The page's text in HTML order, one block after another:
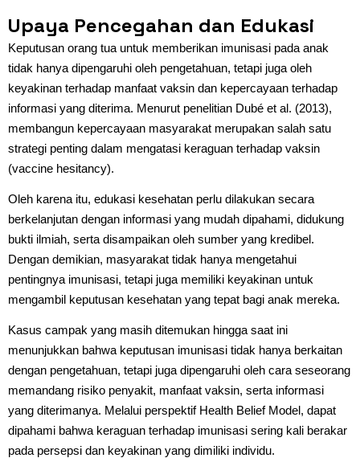
Upaya Pencegahan dan Edukasi
Keputusan orang tua untuk memberikan imunisasi pada anak
tidak hanya dipengaruhi oleh pengetahuan, tetapi juga oleh
keyakinan terhadap manfaat vaksin dan kepercayaan terhadap
informasi yang diterima. Menurut penelitian Dubé et al. (2013),
membangun kepercayaan masyarakat merupakan salah satu
strategi penting dalam mengatasi keraguan terhadap vaksin
(vaccine hesitancy).
Oleh karena itu, edukasi kesehatan perlu dilakukan secara
berkelanjutan dengan informasi yang mudah dipahami, didukung
bukti ilmiah, serta disampaikan oleh sumber yang kredibel.
Dengan demikian, masyarakat tidak hanya mengetahui
pentingnya imunisasi, tetapi juga memiliki keyakinan untuk
mengambil keputusan kesehatan yang tepat bagi anak mereka.
Kasus campak yang masih ditemukan hingga saat ini
menunjukkan bahwa keputusan imunisasi tidak hanya berkaitan
dengan pengetahuan, tetapi juga dipengaruhi oleh cara seseorang
memandang risiko penyakit, manfaat vaksin, serta informasi
yang diterimanya. Melalui perspektif Health Belief Model, dapat
dipahami bahwa keraguan terhadap imunisasi sering kali berakar
pada persepsi dan keyakinan yang dimiliki individu.